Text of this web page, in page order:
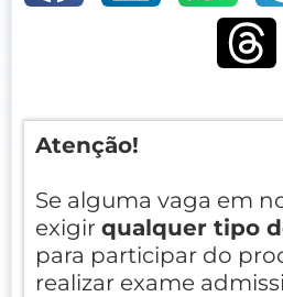
Atenção!
Se alguma vaga em
exigir qualquer tipo
para participar do
realizar exame